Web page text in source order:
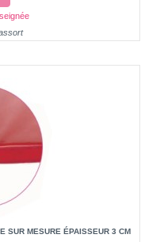
SUR MESURE ÉPAISSEUR 3 CM